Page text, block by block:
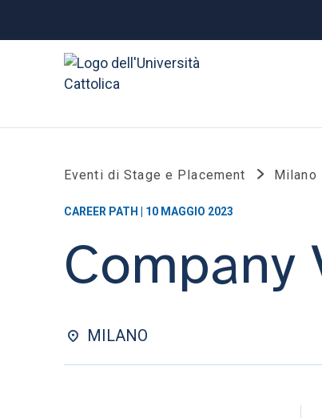
Eventi di Stage e Placement Milano
CAREER PATH | 10 MAGGIO 2023
Company
MILANO